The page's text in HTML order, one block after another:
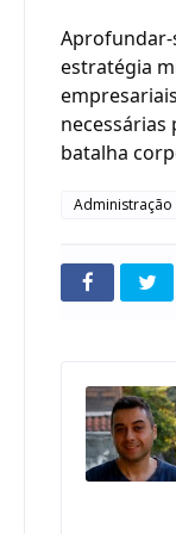
Aprofundar-
estratégia
necessárias
batalha
Administração